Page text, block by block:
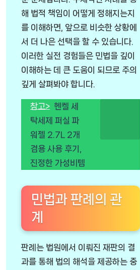
해 법적 책임이 어떻게 정해지는지
를 이해하면, 앞으로 비슷한 상황에
서 더 나은 선택을 할 수 있습니다.
이러한 실전 경험들은 민법을 깊이
이해하는 데 큰 도움이 되므로 주의
깊게 살펴봐야 합니다.
참고> 헨켈 세
탁세제 퍼실 파
워젤 2.7L 2개
겸용 사용 후기,
진정한 가성비템
민법과 판례의 관
계
판례는 법원에서 이뤄진 재판의 결
과를 통해 법의 해석을 제공하는 중